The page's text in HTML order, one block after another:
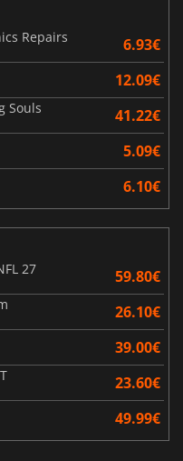
Repairs
6.93€
12.09€
Souls 41.22€
5.09€
6.10€
27
59.80€
26.10€
39.00€
23.60€
49.99€